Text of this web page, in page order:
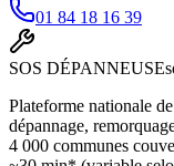
01 84 18 16 39
SOS DÉPANNEUSE
Plateforme nationale
dépannage,
4 000 communes